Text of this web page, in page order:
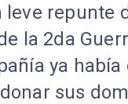
leve repunte
la 2da
ya
sus